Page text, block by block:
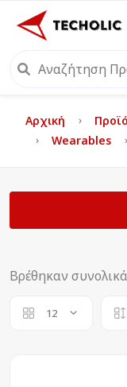
Αρχική
Wearables
Βρέθηκαν συνολικά
12